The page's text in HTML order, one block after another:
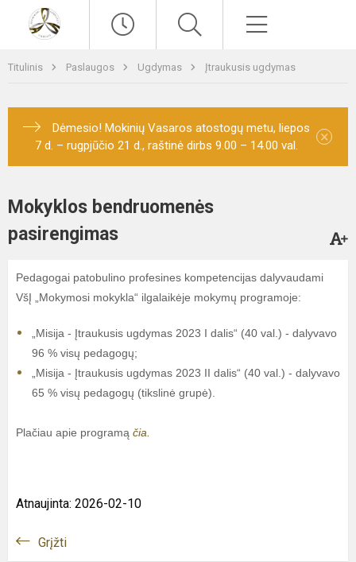
Titulinis Paslaugos Ugdymas Įtraukusis ugdymas
Dėmesio! Mokinių Vasaros atostogų metu, liepos
7 d. – rugpjūčio 21 d., raštinė dirbs 9.00 – 14.00 val.
×
Mokyklos bendruomenės
pasirengimas
Pedagogai patobulino profesines kompetencijas dalyvaudami
VšĮ „Mokymosi mokykla“ ilgalaikėje mokymų programoje:
„Misija - Įtraukusis ugdymas 2023 I dalis“ (40 val.) - dalyvavo
96 % visų pedagogų;
„Misija - Įtraukusis ugdymas 2023 II dalis“ (40 val.) - dalyvavo
65 % visų pedagogų (tikslinė grupė).
Plačiau apie programą čia.
Atnaujinta: 2026-02-10
Grįžti